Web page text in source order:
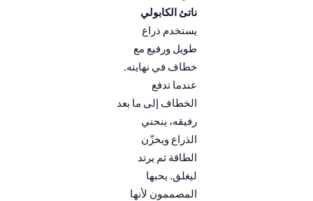
ناتئ الكابولي
يستخدم ذراع
طويل ورفيع مع
خطاف في نهايته.
عندما تدفع
الخطاف إلى ما بعد
رفيقه، ينحني
الذراع ويخزّن
الطاقة ثم يرتد
ليغلق. يحبها
المصممون لأنها